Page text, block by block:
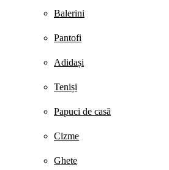
Balerini
Pantofi
Adidași
Teniși
Papuci de casă
Cizme
Ghete